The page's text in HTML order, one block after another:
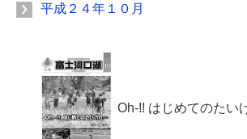
平成２４年１０月
Oh-!! はじめてのた